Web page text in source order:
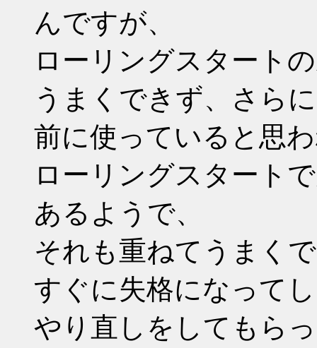
んですが、
ローリングスタート
うまくできず、さら
前に使っていると思
ローリングスタート
あるようで、
それも重ねてうまく
すぐに失格になって
やり直しをしてもら